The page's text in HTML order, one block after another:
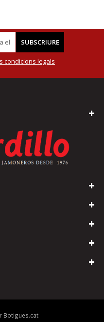
SUBSCRIURE
condicions legals
Botigues.cat